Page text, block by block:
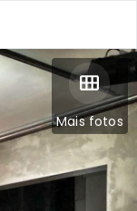
Mais fotos